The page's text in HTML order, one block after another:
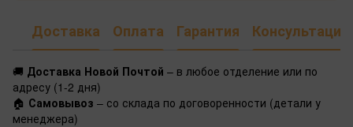
Доставка Оплата Гарантия Консультация
🚚 Доставка Новой Почтой – в любое отделение или по
адресу (1-2 дня)
🏠 Самовывоз – со склада по договоренности (детали у
менеджера)